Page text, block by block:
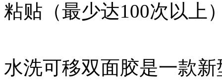
粘贴（最少达100次以上
水洗可移双面胶是一款